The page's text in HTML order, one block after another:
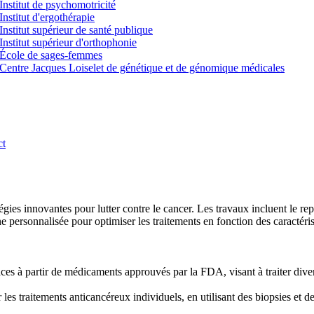
Institut de psychomotricité
Institut d'ergothérapie
Institut supérieur de santé publique
Institut supérieur d'orthophonie
École de sages-femmes
Centre Jacques Loiselet de génétique et de génomique médicales
innovantes pour lutter contre le cancer. Les travaux incluent le
pour optimiser les traitements en fonction des
à partir de médicaments approuvés par la FDA, visant à traiter
traitements anticancéreux individuels, en utilisant des biopsies et